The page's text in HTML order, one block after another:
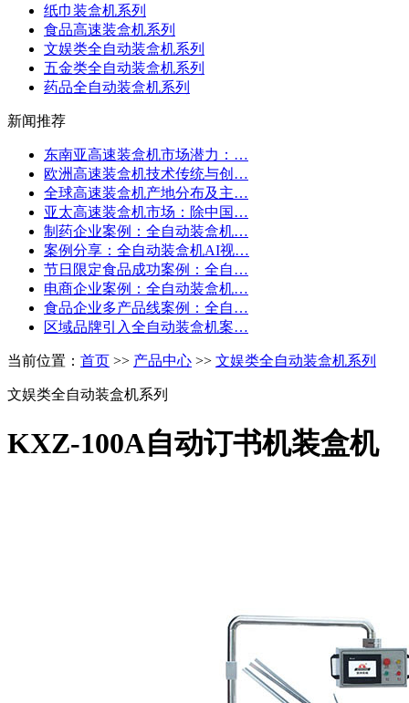
纸巾装盒机系列
食品高速装盒机系列
文娱类全自动装盒机系列
五金类全自动装盒机系列
药品全自动装盒机系列
新闻推荐
东南亚高速装盒机市场潜力：…
欧洲高速装盒机技术传统与创…
全球高速装盒机产地分布及主…
亚太高速装盒机市场：除中国…
制药企业案例：全自动装盒机…
案例分享：全自动装盒机AI视…
节日限定食品成功案例：全自…
电商企业案例：全自动装盒机…
食品企业多产品线案例：全自…
区域品牌引入全自动装盒机案…
当前位置： 首页 >> 产品中心 >> 文娱类全自动装盒机系列
文娱类全自动装盒机系列
KXZ-100A自动订书机装盒机